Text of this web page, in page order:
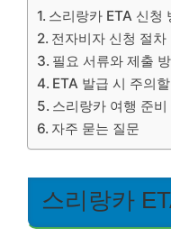
스리랑카 ETA 신청
전자비자 신청 절차
필요 서류와 제출
ETA 발급 시 주의
스리랑카 여행 준비
자주 묻는 질문
스리랑카